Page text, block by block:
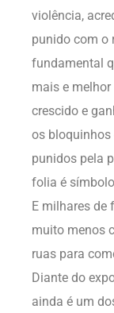
violência,
punido com o
fundamental
mais e
crescido e
os bloquinhos
punidos pela
folia é
E milhares de
muito menos
ruas para
Diante do
ainda é um